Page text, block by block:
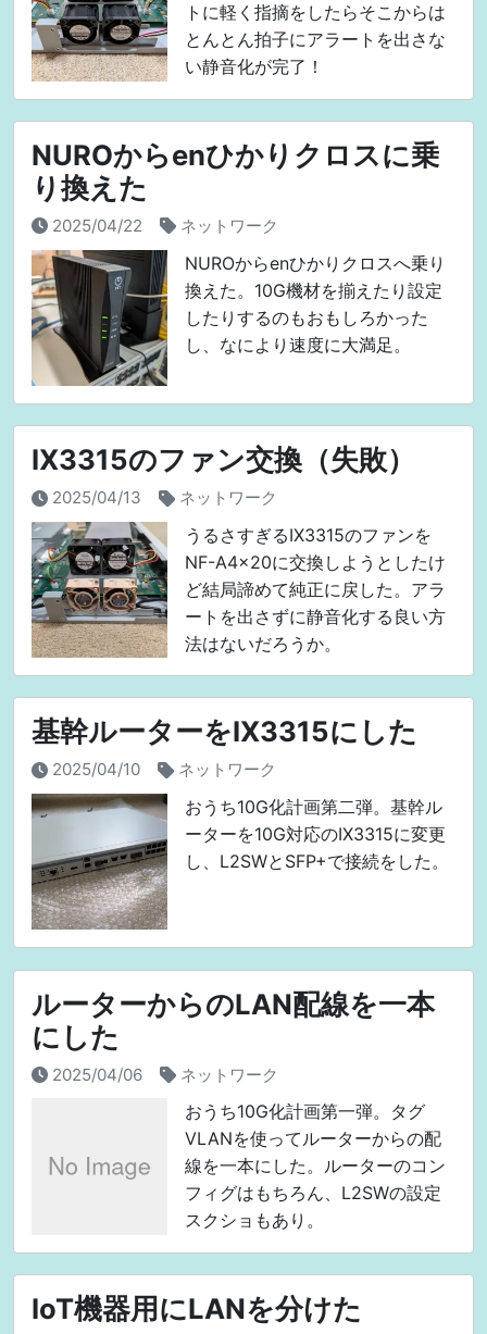
トに軽く指摘をしたらそこからは
とんとん拍子にアラートを出さな
い静音化が完了！
NUROからenひかりクロスに乗
り換えた
2025/04/22 ネットワーク
NUROからenひかりクロスへ乗り
換えた。10G機材を揃えたり設定
したりするのもおもしろかった
し、なにより速度に大満足。
IX3315のファン交換（失敗）
2025/04/13 ネットワーク
うるさすぎるIX3315のファンを
NF-A4x20に交換しようとしたけ
ど結局諦めて純正に戻した。アラ
ートを出さずに静音化する良い方
法はないだろうか。
基幹ルーターをIX3315にした
2025/04/10 ネットワーク
おうち10G化計画第二弾。基幹ル
ーターを10G対応のIX3315に変更
し、L2SWとSFP+で接続をした。
ルーターからのLAN配線を一本
にした
2025/04/06 ネットワーク
おうち10G化計画第一弾。タグ
VLANを使ってルーターからの配
線を一本にした。ルーターのコン
フィグはもちろん、L2SWの設定
スクショもあり。
IoT機器用にLANを分けた